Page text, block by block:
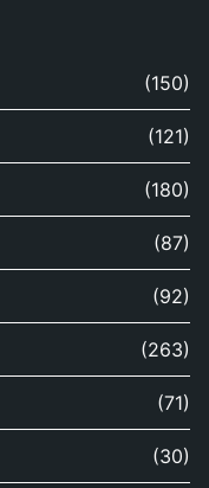
(150)
(121)
(180)
(87)
(92)
(263)
(71)
(30)